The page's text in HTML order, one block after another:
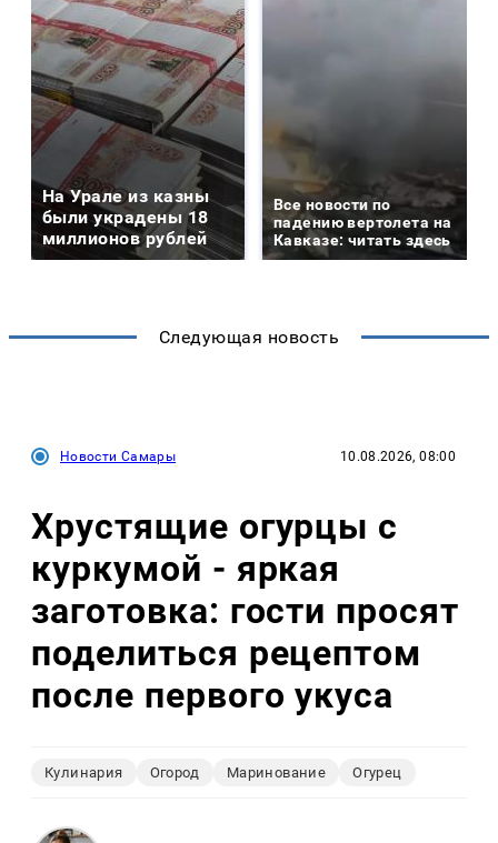
На Урале из казны
были украдены 18
миллионов рублей
Все новости по
падению вертолета на
Кавказе: читать здесь
Следующая новость
Новости Самары 10.08.2026, 08:00
Хрустящие огурцы с
куркумой - яркая
заготовка: гости просят
поделиться рецептом
после первого укуса
Кулинария Огород Маринование Огурец